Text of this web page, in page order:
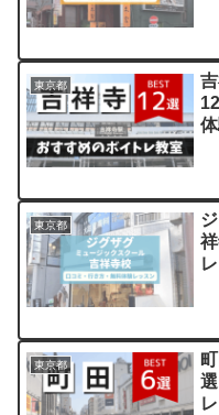
東京都
東京都
東京都